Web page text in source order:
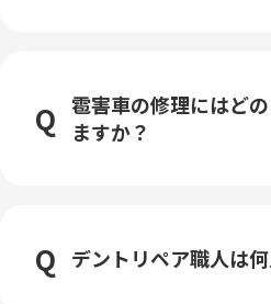
雹害車の修理にはど
ますか？
デントリペア職人は